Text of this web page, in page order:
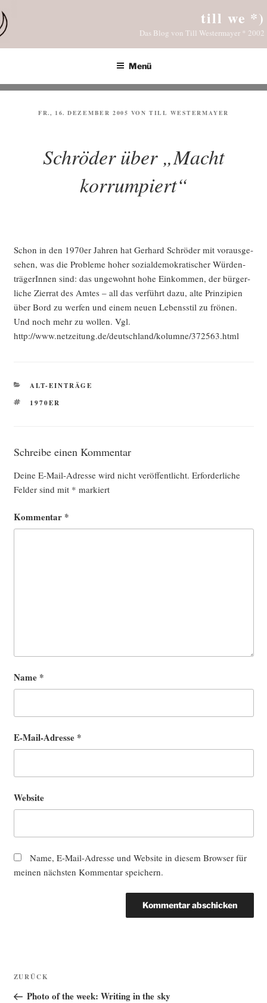
Inhalt
springen
till we *)
Das Blog von Till Westermayer * 2002
Menü
VERÖFFENTLICHT
FR., 16. DEZEMBER 2005 VON TILL WESTERMAYER
Schröder über „Macht
korrumpiert“
Schon in den 1970er Jah­ren hat Ger­hard Schrö­der mit vor­aus­ge­
se­hen, was die Pro­ble­me hoher sozi­al­de­mo­kra­ti­scher Wür­den­
trä­ge­rIn­nen sind: das unge­wohnt hohe Ein­kom­men, der bür­ger­
li­che Zier­rat des Amtes – all das ver­führt dazu, alte Prin­zi­pi­en
über Bord zu wer­fen und einem neu­en Lebens­stil zu frö­nen.
Und noch mehr zu wol­len. Vgl.
http://www.netzeitung.de/deutschland/kolumne/372563.html
KATEGORIEN
ALT-EINTRÄGE
SCHLAGWÖRTER
1970ER
Schreibe einen Kommentar
Deine E-Mail-Adresse wird nicht veröffentlicht. Erforderliche
Felder sind mit * markiert
Kommentar *
Name *
E-Mail-Adresse *
Website
Name, E-Mail-Adresse und Website in diesem Browser für
meinen nächsten Kommentar speichern.
Beitragsnavigation
Vorheriger
Beitrag
ZURÜCK
Photo of the week: Writing in the sky